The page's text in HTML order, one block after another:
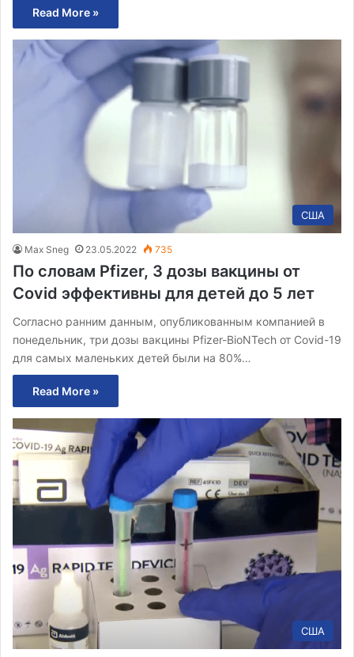
Read More »
США
Max Sneg 23.05.2022 735
По словам Pfizer, 3 дозы вакцины от
Covid эффективны для детей до 5 лет
Согласно ранним данным, опубликованным компанией в
понедельник, три дозы вакцины Pfizer-BioNTech от Covid-19
для самых маленьких детей были на 80%…
Read More »
США